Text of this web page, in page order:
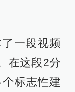
一段视频
在这段2分
标志性建